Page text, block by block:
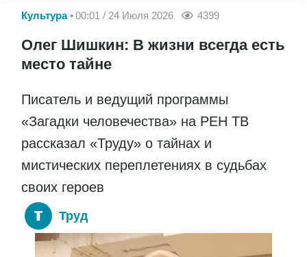
Культура 00:01 / 24 Июля 2026 4399
Олег Шишкин: В жизни всегда есть
место тайне
Писатель и ведущий программы
«Загадки человечества» на РЕН ТВ
рассказал «Труду» о тайнах и
мистических переплетениях в судьбах
своих героев
Труд